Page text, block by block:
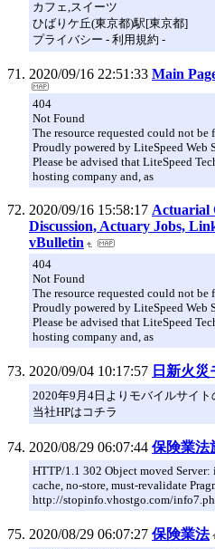
カフェ,スイーツ
ひばりケ丘(東京都)駅[東京都]
プライバシー - 利用規約 -
2020/09/16 22:51:33 Main
404
Not Found
The resource requested could not be
Proudly powered by LiteSpeed Web
Please be advised that LiteSpeed
hosting company and, as
2020/09/16 15:58:17 Actuarial
Discussion, Actuary Jobs,
vBulletin
404
Not Found
The resource requested could not be
Proudly powered by LiteSpeed Web
Please be advised that LiteSpeed
hosting company and, as
2020/09/04 10:17:57 日新火災
2020年9月4日よりモバイルサイト
当社HPはコチラ
2020/08/29 06:07:44 保険業法
HTTP/1.1 302 Object moved
cache, no-store, must-revalidate
http://stopinfo.vhostgo.com/
2020/08/29 06:07:27 保険業法